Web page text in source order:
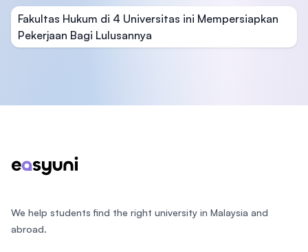
Fakultas Hukum di 4 Universitas ini Mempersiapkan
Pekerjaan Bagi Lulusannya
We help students find the right university in Malaysia and
abroad.